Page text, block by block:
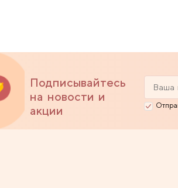
Подписывайтесь
на новости и
акции